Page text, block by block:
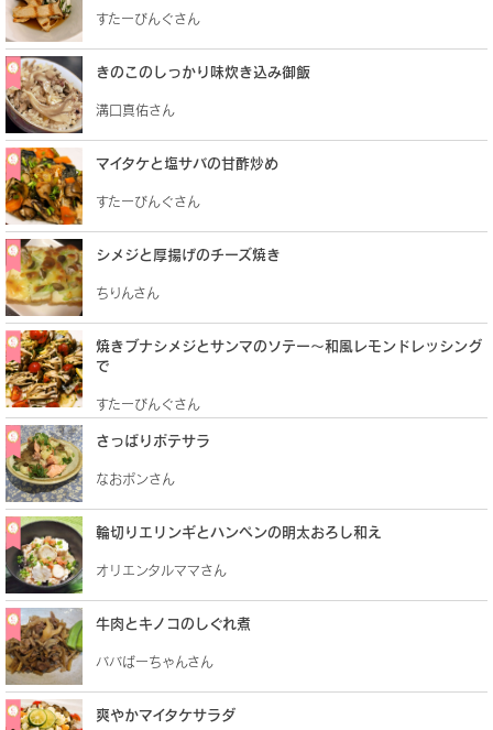
すたーびんぐさん
きのこのしっかり味炊き込み御飯
溝口真佑さん
マイタケと塩サバの甘酢炒め
すたーびんぐさん
シメジと厚揚げのチーズ焼き
ちりんさん
焼きブナシメジとサンマのソテー～和風レモンドレッシング
で
すたーびんぐさん
さっぱりポテサラ
なおポンさん
輪切りエリンギとハンペンの明太おろし和え
オリエンタルママさん
牛肉とキノコのしぐれ煮
ババばーちゃんさん
爽やかマイタケサラダ